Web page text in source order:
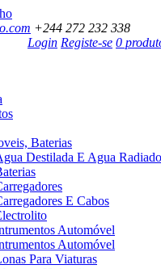
+244 272 232 338
Login Registe-se 0
Baterias
Destilada E Agua
E Cabos
Automóvel
Automóvel
Para Viaturas